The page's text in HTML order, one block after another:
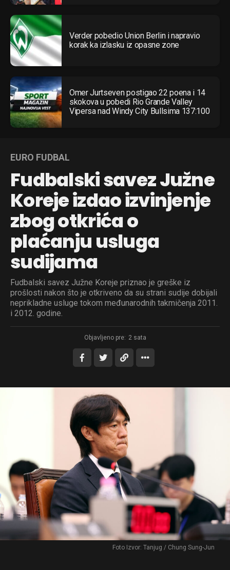
Verder pobedio Union Berlin i napravio
korak ka izlasku iz opasne zone
Omer Jurtseven postigao 22 poena i 14
skokova u pobedi Rio Grande Valley
Vipersa nad Windy City Bullsima 137:100
EURO FUDBAL
Fudbalski savez Južne
Koreje izdao izvinjenje
zbog otkrića o
plaćanju usluga
sudijama
Fudbalski savez Južne Koreje priznao je greške iz
prošlosti nakon što je otkriveno da su strani sudije dobijali
neprikladne usluge tokom međunarodnih takmičenja 2011.
i 2012. godine.
Objavljeno pre: 2 sata
Foto Izvor: Tanjug / Chung Sung-Jun